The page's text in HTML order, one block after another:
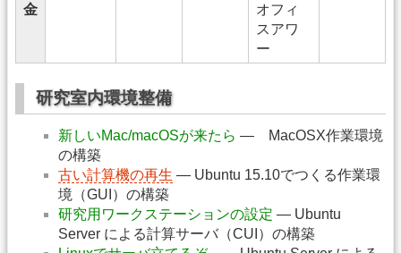
金
オフィ
スアワ
ー
研究室内環境整備
新しいMac/macOSが来たら — MacOSX作業環境
の構築
古い計算機の再生 — Ubuntu 15.10でつくる作業環
境（GUI）の構築
研究用ワークステーションの設定 — Ubuntu
Server による計算サーバ（CUI）の構築